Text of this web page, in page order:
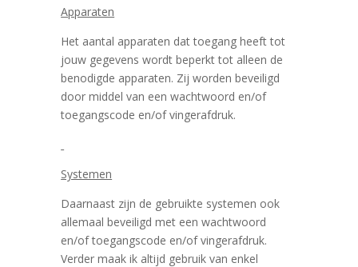
Apparaten
Het aantal apparaten dat toegang heeft tot
jouw gegevens wordt beperkt tot alleen de
benodigde apparaten. Zij worden beveiligd
door middel van een wachtwoord en/of
toegangscode en/of vingerafdruk.
Systemen
Daarnaast zijn de gebruikte systemen ook
allemaal beveiligd met een wachtwoord
en/of toegangscode en/of vingerafdruk.
Verder maak ik altijd gebruik van enkel